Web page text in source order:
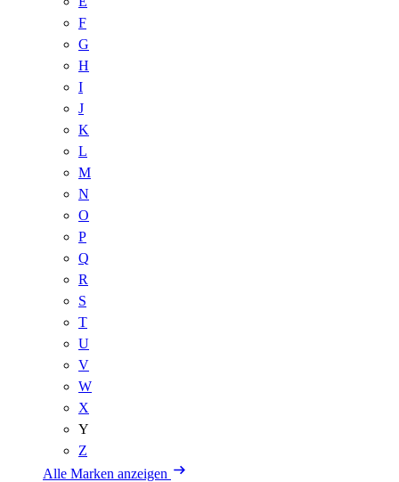
F
G
H
I
J
K
L
M
N
O
P
Q
R
S
T
U
V
W
X
Y
Z
Alle Marken anzeigen